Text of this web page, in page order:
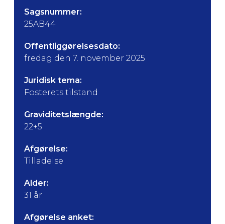
Sagsnummer:
25AB44
Offentliggørelsesdato:
fredag den 7. november 2025
Juridisk tema:
Fosterets tilstand
Graviditetslængde:
22+5
Afgørelse:
Tilladelse
Alder:
31 år
Afgørelse anket: